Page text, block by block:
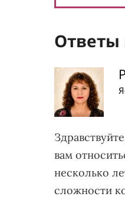
Ответы
вам
несколько
сложности